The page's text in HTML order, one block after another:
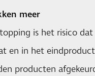
meer
is het risico
en in het
producten